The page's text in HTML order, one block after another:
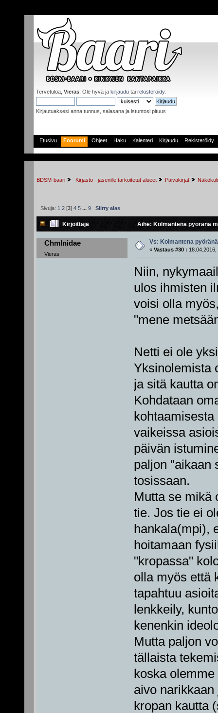
Tervetuloa, Vieras . Ole hyvä ja kirjaudu tai rekisteröidy.
Kirjautuaksesi anna tunnus, salasana ja istuntosi pituus
Etusivu Foorumi Ohjeet Haku Kalenteri Kirjaudu Rekisteröidy
BDSM-baari Kirjasto - jäsenille tarkoitetut alueet Päiväkirjat
Sivuja: 1 2[3] 4 5 ... 9 Siirry alas
Kirjoittaja Aihe: Kolmantena pyöränä
Chmlnidae
Vieras
Vs: Kolmantena
« Vastaus #30 : 18.04.2016,
Niin,
ulos ihmisten
voisi olla
"mene
Netti ei ole
Yksinolemista
ja sitä kautta
Kohdataan
vaikeissa
päivän
paljon "aikaan
tosissaan.
Mutta se mikä
tie. Jos tie ei
hankala(mpi),
hoitamaan
"kropassa"
olla myös että
tapahtuu
lenkkeily,
kenenkin
Mutta paljon
tällaista
koska
aivo
kropan kautta